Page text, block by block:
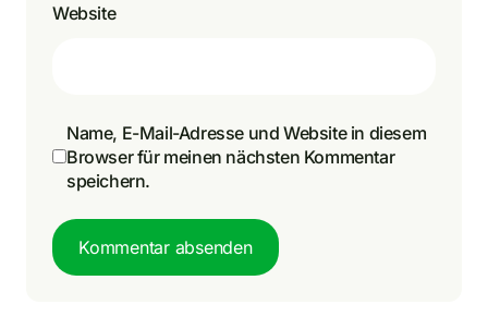
Website
Name, E-Mail-Adresse und Website in diesem
Browser für meinen nächsten Kommentar
speichern.
Kommentar absenden